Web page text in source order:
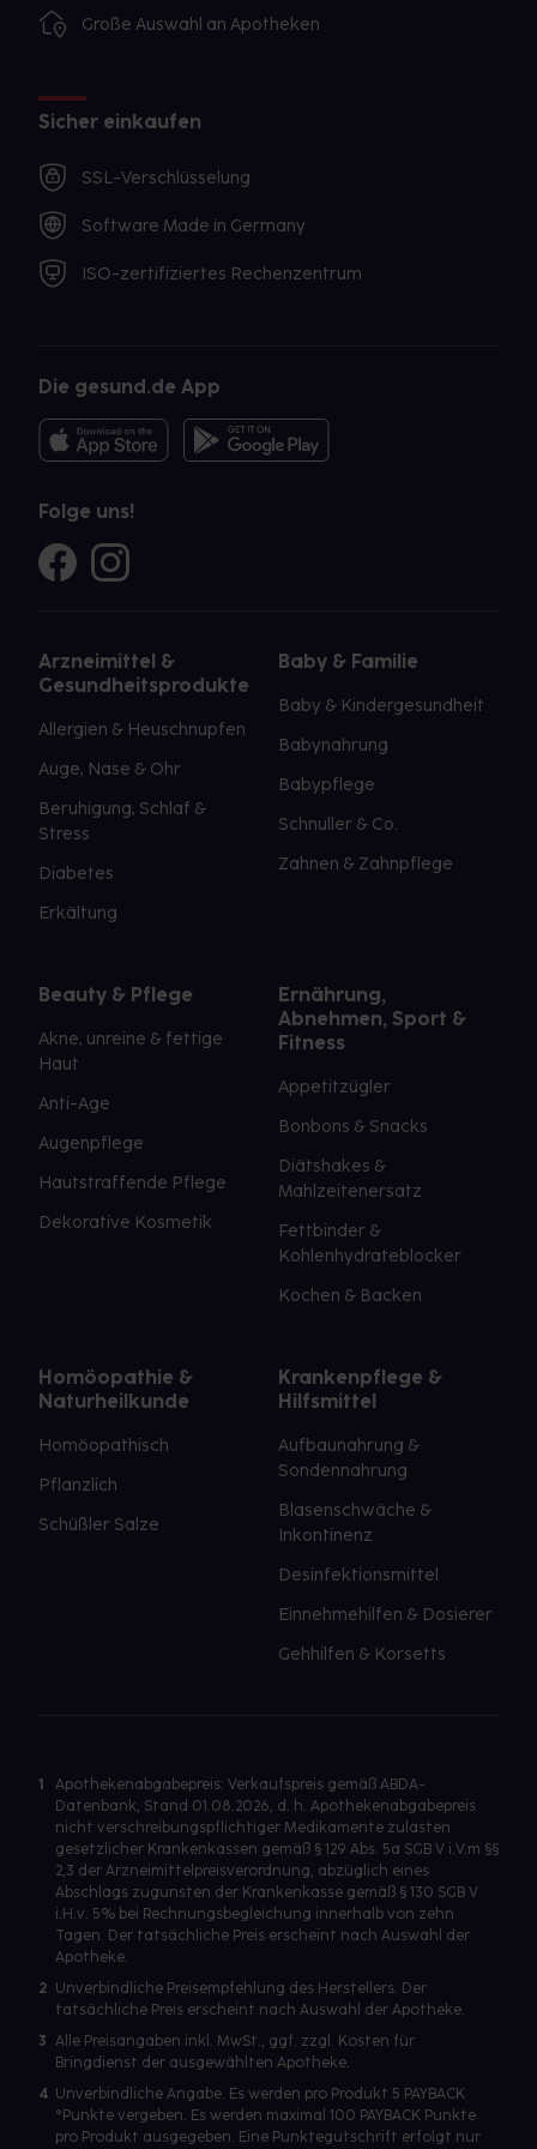
Große Auswahl an Apotheken
Sicher einkaufen
SSL-Verschlüsselung
Software Made in Germany
ISO-zertifiziertes Rechenzentrum
Die gesund.de App
Folge uns!
Arzneimittel &
Gesundheitsprodukte
Allergien & Heuschnupfen
Auge, Nase & Ohr
Beruhigung, Schlaf &
Stress
Diabetes
Erkältung
Baby & Familie
Baby & Kindergesundheit
Babynahrung
Babypflege
Schnuller & Co.
Zahnen & Zahnpflege
Beauty & Pflege
Akne, unreine & fettige
Haut
Anti-Age
Augenpflege
Hautstraffende Pflege
Dekorative Kosmetik
Ernährung,
Abnehmen, Sport &
Fitness
Appetitzügler
Bonbons & Snacks
Diätshakes &
Mahlzeitenersatz
Fettbinder &
Kohlenhydrateblocker
Kochen & Backen
Homöopathie &
Naturheilkunde
Homöopathisch
Pflanzlich
Schüßler Salze
Krankenpflege &
Hilfsmittel
Aufbaunahrung &
Sondennahrung
Blasenschwäche &
Inkontinenz
Desinfektionsmittel
Einnehmehilfen & Dosierer
Gehhilfen & Korsetts
1
Apothekenabgabepreis: Verkaufspreis gemäß ABDA-
Datenbank, Stand 01.08.2026, d. h. Apothekenabgabepreis
nicht verschreibungspflichtiger Medikamente zulasten
gesetzlicher Krankenkassen gemäß § 129 Abs. 5a SGB V i.V.m §§
2,3 der Arzneimittelpreisverordnung, abzüglich eines
Abschlags zugunsten der Krankenkasse gemäß § 130 SGB V
i.H.v. 5% bei Rechnungsbegleichung innerhalb von zehn
Tagen. Der tatsächliche Preis erscheint nach Auswahl der
Apotheke.
2 Unverbindliche Preisempfehlung des Herstellers. Der
tatsächliche Preis erscheint nach Auswahl der Apotheke.
3 Alle Preisangaben inkl. MwSt., ggf. zzgl. Kosten für
Bringdienst der ausgewählten Apotheke.
4 Unverbindliche Angabe. Es werden pro Produkt 5 PAYBACK
°Punkte vergeben. Es werden maximal 100 PAYBACK Punkte
pro Produkt ausgegeben. Eine Punktegutschrift erfolgt nur